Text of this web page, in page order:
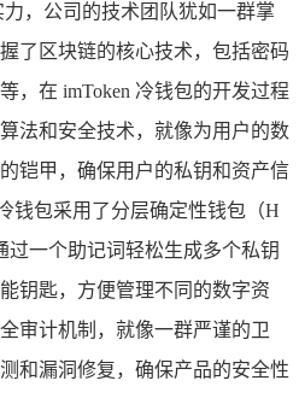
，公司的技术团队犹如一群掌
了区块链的核心技术，包括密码
，在 imToken 冷钱包的开发过程
法和安全技术，就像为用户的数
铠甲，确保用户的私钥和资产信
钱包采用了分层确定性钱包（H
过一个助记词轻松生成多个私钥
钥匙，方便管理不同的数字资
审计机制，就像一群严谨的卫
和漏洞修复，确保产品的安全性